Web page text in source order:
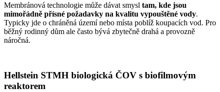
Membránová technologie může dávat smysl tam, kde jsou
mimořádně přísné požadavky na kvalitu vypouštěné vody.
Typicky jde o chráněná území nebo místa poblíž koupacích vod. Pro
běžný rodinný dům ale často bývá zbytečně drahá a provozně
náročná.
Hellstein STMH biologická ČOV s biofilmovým
reaktorem